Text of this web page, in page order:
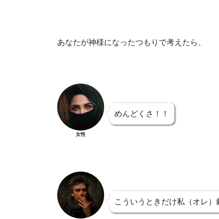
あなたが神様になったつもりで考えたら、
女性
めんどくさ！！
こういうときだけ私（オレ